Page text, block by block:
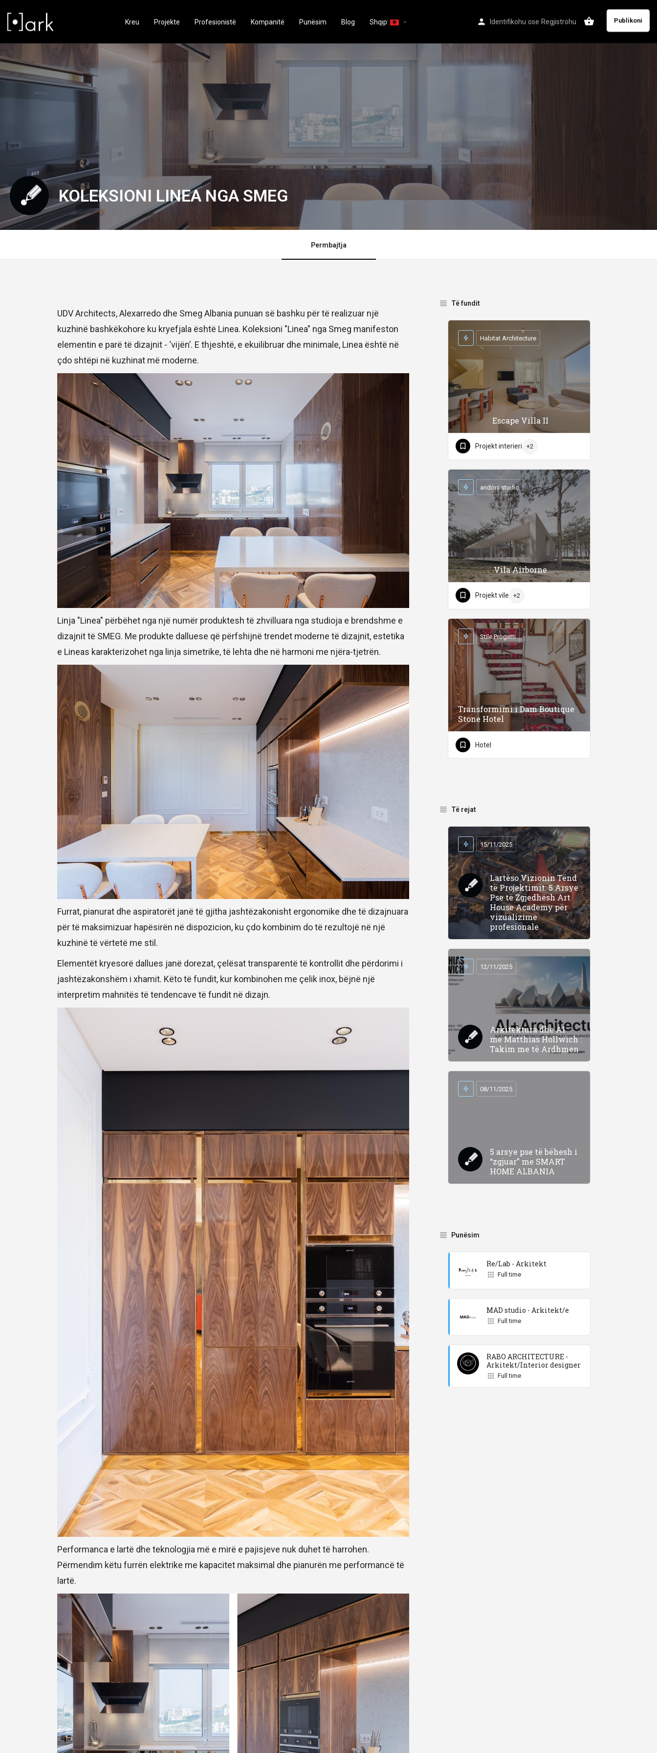
Identifikohu ose Regjistrohu Publikoni
Kreu Projekte Profesionistë Kompanitë Punësim Blog Shqip: arrow_drop_down
KOLEKSIONI LINEA NGA SMEG
Permbajtja
UDV Architects, Alexarredo dhe Smeg Albania punuan së bashku për të realizuar një
kuzhinë bashkëkohore ku kryefjala është Linea. Koleksioni "Linea" nga Smeg manifeston
elementin e parë të dizajnit - ‘vijën’. E thjeshtë, e ekuilibruar dhe minimale, Linea është në
çdo shtëpi në kuzhinat më moderne.
Linja "Linea" përbëhet nga një numër produktesh të zhvilluara nga studioja e brendshme e
dizajnit të SMEG. Me produkte dalluese që përfshijnë trendet moderne të dizajnit, estetika
e Lineas karakterizohet nga linja simetrike, të lehta dhe në harmoni me njëra-tjetrën.
Furrat, pianurat dhe aspiratorët janë të gjitha jashtëzakonisht ergonomike dhe të dizajnuara
për të maksimizuar hapësirën në dispozicion, ku çdo kombinim do të rezultojë në një
kuzhinë të vërtetë me stil.
Elementët kryesorë dallues janë dorezat, çelësat transparentë të kontrollit dhe përdorimi i
jashtëzakonshëm i xhamit. Këto të fundit, kur kombinohen me çelik inox, bëjnë një
interpretim mahnitës të tendencave të fundit në dizajn.
Performanca e lartë dhe teknologjia më e mirë e pajisjeve nuk duhet të harrohen.
Përmendim këtu furrën elektrike me kapacitet maksimal dhe pianurën me performancë të
lartë.
Të fundit
Escape Villa II
Habitat Architecture
Projekt interieri +2
Vila Airborne
andoni studio
Projekt vile +2
Transformimi i Dam Boutique
Stone Hotel
Stile Progetti
Hotel
Të rejat
Lartëso Vizionin Tënd
të Projektimit: 5 Arsye
Pse të Zgjedhësh Art
House Academy për
vizualizime
profesionale
15/11/2025
Arkitektura dhe AI
me Matthias Hollwich :
Takim me të Ardhmen
12/11/2025
5 arsye pse të bëhesh i
“zgjuar” me SMART
HOME ALBANIA
08/11/2025
Punësim
Re/Lab - Arkitekt
Full time
MAD studio - Arkitekt/e
Full time
RABO ARCHITECTURE -
Arkitekt/Interior designer
Full time